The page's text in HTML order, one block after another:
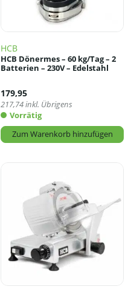
HCB
HCB Dönermes – 60 kg/Tag – 2
Batterien – 230V – Edelstahl
179,95
217,74inkl. Übrigens
Vorrätig
Zum Warenkorb hinzufügen